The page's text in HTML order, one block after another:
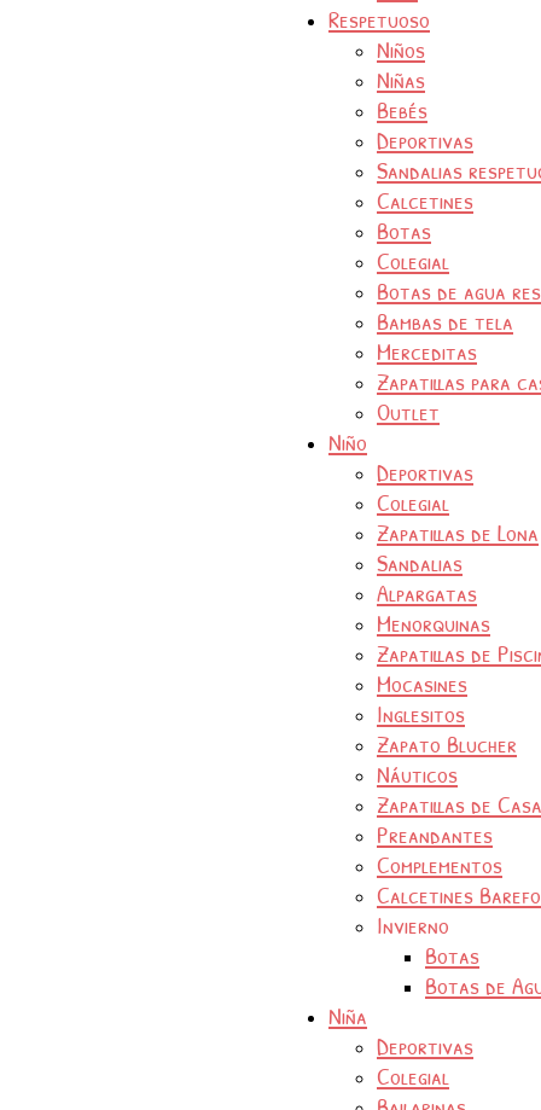
Respetuoso
Niños
Niñas
Bebés
Deportivas
Sandalias
Calcetines
Botas
Colegial
Botas de agua
Bambas de tela
Merceditas
Zapatillas para
Outlet
Niño
Deportivas
Colegial
Zapatillas de Lona
Sandalias
Alpargatas
Menorquinas
Zapatillas de
Mocasines
Inglesitos
Zapato Blucher
Náuticos
Zapatillas de Casa
Preandantes
Complementos
Calcetines
Invierno
Botas
Botas de
Niña
Deportivas
Colegial